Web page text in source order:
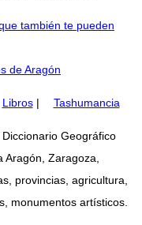
también te pueden
de Aragón
Libros| Tashumancia
Geográfico
Aragón, Zaragoza,
provincias, agricultura,
monumentos artísticos.